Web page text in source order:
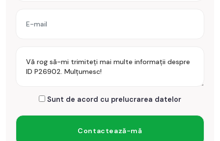
Sunt de acord cu prelucrarea datelor